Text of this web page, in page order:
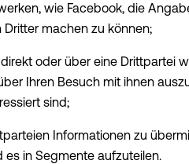
wie Facebook, die
machen zu können;
oder über eine Drittpartei
Ihren Besuch mit ihnen
sind;
Informationen zu
in Segmente aufzuteilen.